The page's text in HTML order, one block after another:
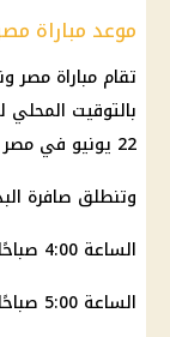
موعد مباراة مصر
بالتوقيت المحلي
22 يونيو في مصر وعدد من الدول العربية.
وتنطلق صافرة
الساعة 4:00 صباحًا بتوقيت القاهرة ومكة المكرمة.
الساعة 5:00 صباحًا بتوقيت الإمارات.